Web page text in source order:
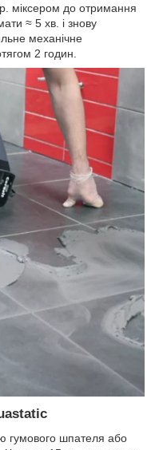
міксером до отримання
≈ 5 хв. і знову
механічне
2 годин.
гумового шпателя або